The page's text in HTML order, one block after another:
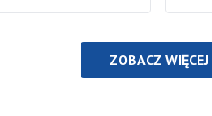
ZOBACZ WIĘCEJ